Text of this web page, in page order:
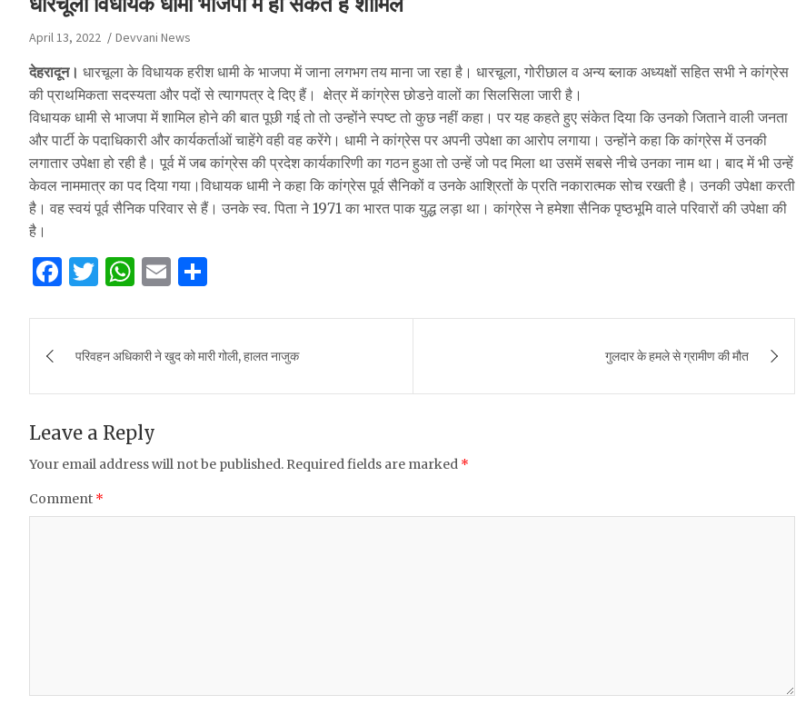
April 13, 2022 Devvani News
देहरादून। धारचूला के विधायक हरीश धामी के भाजपा में जाना लगभग तय माना जा रहा है। धारचूला, गोरीछाल व अन्य ब्लाक अध्यक्षों सहित सभी ने कांग्रेस
की प्राथमिकता सदस्यता और पदों से त्यागपत्र दे दिए हैं। क्षेत्र में कांग्रेस छोडऩे वालों का सिलसिला जारी है।
विधायक धामी से भाजपा में शामिल होने की बात पूछी गई तो तो उन्होंने स्पष्ट तो कुछ नहीं कहा। पर यह कहते हुए संकेत दिया कि उनको जिताने वाली जनता
और पार्टी के पदाधिकारी और कार्यकर्ताओं चाहेंगे वही वह करेंगे। धामी ने कांग्रेस पर अपनी उपेक्षा का आरोप लगाया। उन्होंने कहा कि कांग्रेस में उनकी
लगातार उपेक्षा हो रही है। पूर्व में जब कांग्रेस की प्रदेश कार्यकारिणी का गठन हुआ तो उन्हें जो पद मिला था उसमें सबसे नीचे उनका नाम था। बाद में भी उन्हें
केवल नाममात्र का पद दिया गया।विधायक धामी ने कहा कि कांग्रेस पूर्व सैनिकों व उनके आश्रितों के प्रति नकारात्मक सोच रखती है। उनकी उपेक्षा करती
है। वह स्वयं पूर्व सैनिक परिवार से हैं। उनके स्व. पिता ने 1971 का भारत पाक युद्ध लड़ा था। कांग्रेस ने हमेशा सैनिक पृष्ठभूमि वाले परिवारों की उपेक्षा की
है।
F
c
e
b
o
k
T
it
te
r
W
at
s
A
p
p
E
ai
l
ar
e
navigation
परिवहन अधिकारी ने खुद को मारी गोली, हालत नाजुक गुलदार के हमले से ग्रामीण की मौत
Leave a Reply
Your email address will not be published. Required fields are marked *
Comment *